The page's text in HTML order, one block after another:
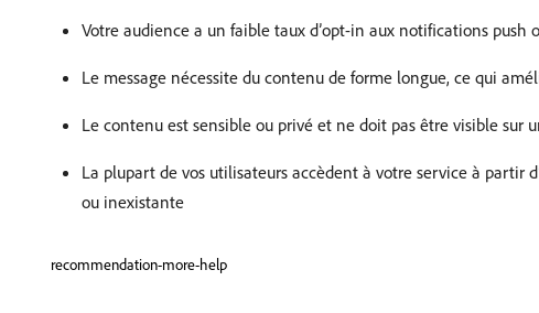
Votre audience a un faible taux d’opt-in aux notifications
Le message nécessite du contenu de forme longue, ce qui
Le contenu est sensible ou privé et ne doit pas être visible sur
La plupart de vos utilisateurs accèdent à votre service à partir
ou inexistante
recommendation-more-help